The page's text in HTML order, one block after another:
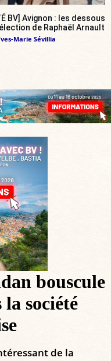
BV] Avignon : les dessous
de Raphaël Arnault
Marie Sévillia
bouscule
société
de la